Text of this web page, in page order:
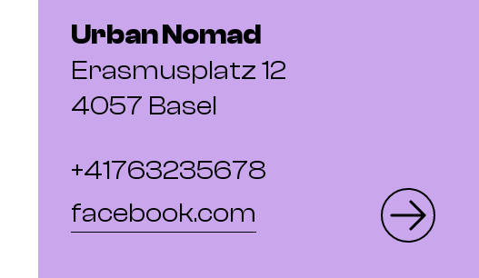
Urban Nomad
Erasmusplatz 12
4057 Basel
+41763235678
facebook.com